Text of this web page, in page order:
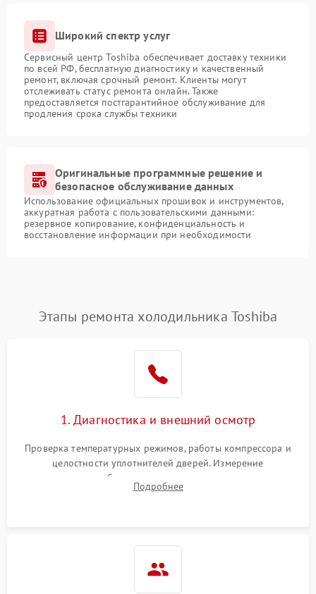
Широкий спектр услуг
Сервисный центр Toshiba обеспечивает доставку техники
по всей РФ, бесплатную диагностику и качественный
ремонт, включая срочный ремонт. Клиенты могут
отслеживать статус ремонта онлайн. Также
предоставляется постгарантийное обслуживание для
продления срока службы техники
Оригинальные программные решение и
безопасное обслуживание данных
Использование официальных прошивок и инструментов,
аккуратная работа с пользовательскими данными:
резервное копирование, конфиденциальность и
восстановление информации при необходимости
Этапы ремонта холодильника Toshiba
1. Диагностика и внешний осмотр
Проверка температурных режимов, работы компрессора и
целостности уплотнителей дверей. Измерение
сопротивления обмоток мотора, проверка термостата и
считывание кодов ошибок с электронного дисплея.
Подробнее